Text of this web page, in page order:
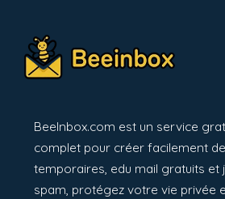
BeeInbox.com est un service
complet pour créer facilement
temporaires, edu mail gratuits et
spam, protégez votre vie privée